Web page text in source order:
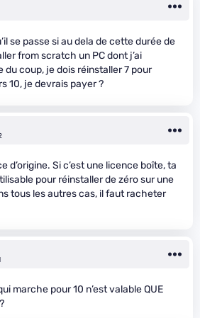
se passe si au dela de cette durée de
from scratch un PC dont j’ai
du coup, je dois réinstaller 7 pour
10, je devrais payer ?
d’origine. Si c’est une licence boîte, ta
pour réinstaller de zéro sur une
tous les autres cas, il faut racheter
marche pour 10 n’est valable QUE